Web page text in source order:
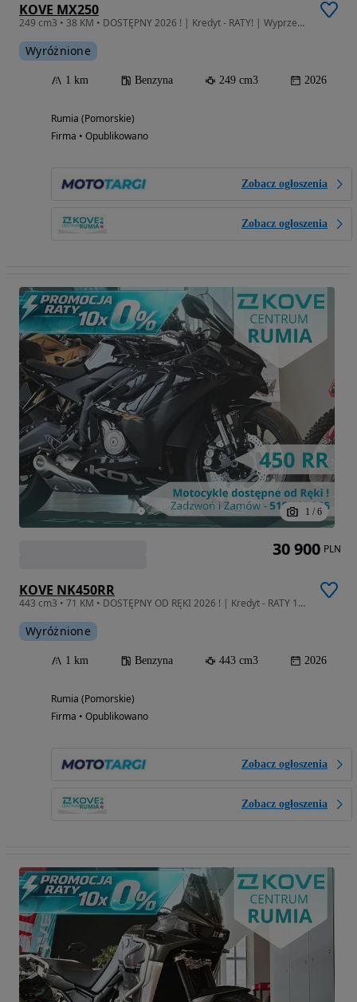
KOVE MX250
249 cm3 • 38 KM • DOSTĘPNY 2026 ! | Kredyt - RATY! | Wyprzedaż!
Wyróżnione
1 km Benzyna 249 cm3 2026
Rumia (Pomorskie)
Firma • Opublikowano
Zobacz ogłoszenia
Zobacz ogłoszenia
1 / 6
KOVE NK450RR
443 cm3 • 71 KM • DOSTĘPNY OD RĘKI 2026 ! | Kredyt - RATY 10x 0% !!! | Leasing od 102%!
Wyróżnione
1 km Benzyna 443 cm3 2026
Rumia (Pomorskie)
Firma • Opublikowano
Zobacz ogłoszenia
Zobacz ogłoszenia
30 900 PLN